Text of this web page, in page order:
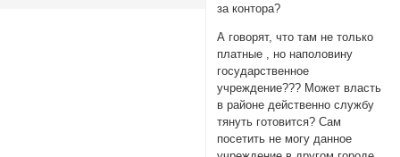
за контора?
А говорят, что там не только
платные , но наполовину
государственное
учреждение??? Может власть
в районе действенно службу
тянуть готовится? Сам
посетить не могу данное